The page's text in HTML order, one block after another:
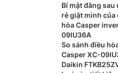
Bí mật đằng sau
rẻ giật mình của
hòa Casper
09IU36A
So sánh điều
Casper XC-
Daikin